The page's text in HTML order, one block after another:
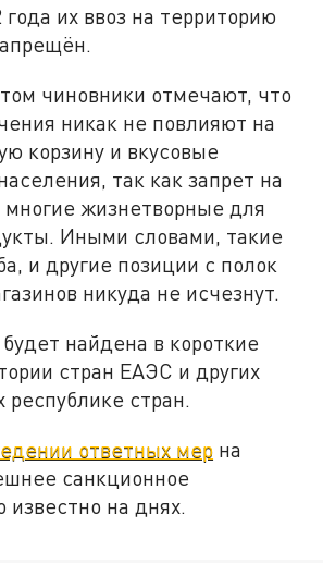
года их ввоз на территорию
чиновники отмечают, что
никак не повлияют на
корзину и вкусовые
так как запрет на
жизнетворные для
Иными словами, такие
и другие позиции с полок
никуда не исчезнут.
найдена в короткие
стран ЕАЭС и других
стран.
ответных мер на
санкционное
известно на днях.